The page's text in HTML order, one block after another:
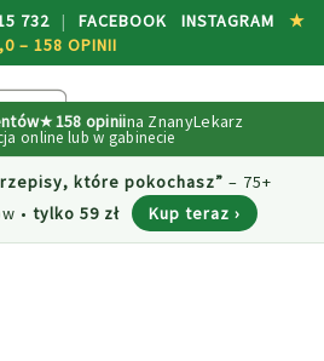
732 | FACEBOOK INSTAGRAM
★
– 158 OPINII
SEARCH
★158 opiniina ZnanyLekarz
które pokochasz” – 75+
• tylko 59 zł Kup teraz ›